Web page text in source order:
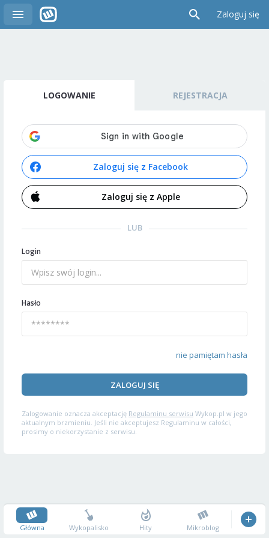
Zaloguj się
LOGOWANIE REJESTRACJA
Zaloguj się z Facebook
Zaloguj się z Apple
LUB
Login
Hasło
nie pamiętam hasła
ZALOGUJ SIĘ
Zalogowanie oznacza akceptację Regulaminu serwisu Wykop.pl w jego
aktualnym brzmieniu. Jeśli nie akceptujesz Regulaminu w całości,
prosimy o niekorzystanie z serwisu.
Główna Wykopalisko Hity Mikroblog